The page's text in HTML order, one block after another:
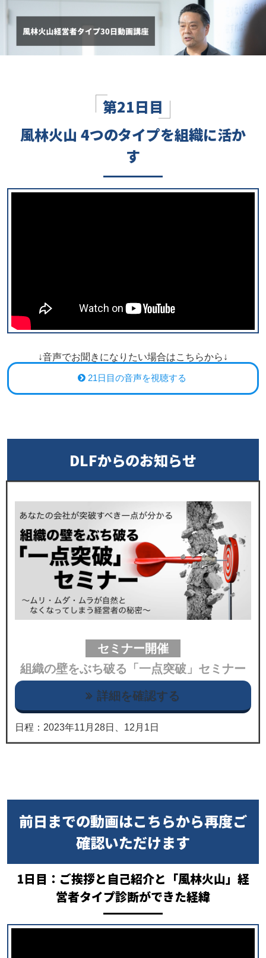
第21日目
風林火山 4つのタイプを組織に活か
す
↓音声でお聞きになりたい場合はこちらから↓
21日目の音声を視聴する
DLFからのお知らせ
セミナー開催
組織の壁をぶち破る「一点突破」セミナー
詳細を確認する
日程：2023年11月28日、12月1日
前日までの動画はこちらから再度ご
確認いただけます
1日目：ご挨拶と自己紹介と「風林火山」経
営者タイプ診断ができた経緯